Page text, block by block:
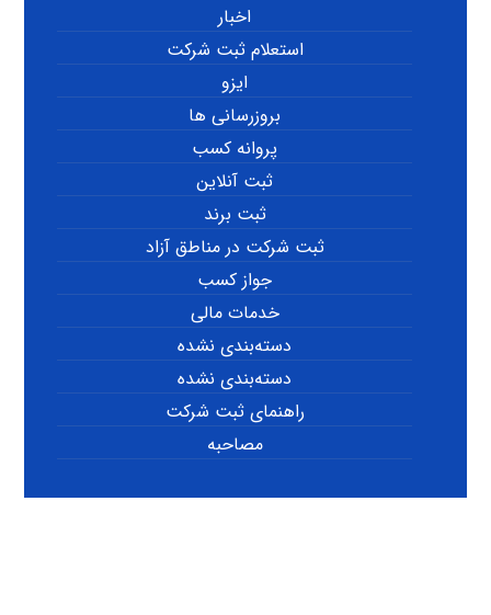
اخبار
استعلام ثبت شرکت
ایزو
بروزرسانی ها
پروانه کسب
ثبت آنلاین
ثبت برند
ثبت شرکت در مناطق آزاد
جواز کسب
خدمات مالی
دسته‌بندی نشده
دسته‌بندی نشده
راهنمای ثبت شرکت
مصاحبه